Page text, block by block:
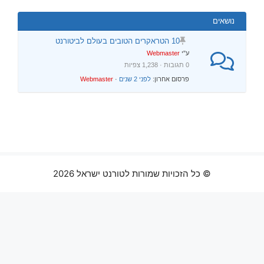
נושאים
10 הטראקרים הטובים בעולם לביטורנט
ע"י Webmaster
0 תגובות · 1,238 צפיות
פרסום אחרון: לפני 2 שנים ·
Webmaster
© כל הזכויות שמורות לטורנט ישראל 2026